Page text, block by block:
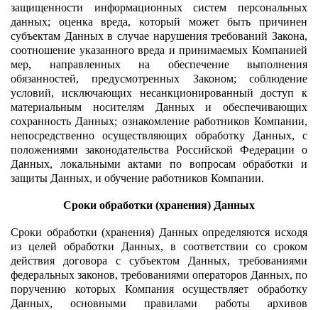
защищенности информационных систем персональных
данных; оценка вреда, который может быть причинен
субъектам Данных в случае нарушения требований Закона,
соотношение указанного вреда и принимаемых Компанией
мер, направленных на обеспечение выполнения
обязанностей, предусмотренных Законом; соблюдение
условий, исключающих несанкционированный доступ к
материальным носителям Данных и обеспечивающих
сохранность Данных; ознакомление работников Компании,
непосредственно осуществляющих обработку Данных, с
положениями законодательства Российской Федерации о
Данных, локальными актами по вопросам обработки и
защиты Данных, и обучение работников Компании.
Сроки обработки (хранения) Данных
Сроки обработки (хранения) Данных определяются исходя
из целей обработки Данных, в соответствии со сроком
действия договора с субъектом Данных, требованиями
федеральных законов, требованиями операторов Данных, по
поручению которых Компания осуществляет обработку
Данных, основными правилами работы архивов